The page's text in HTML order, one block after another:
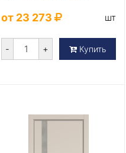
от 23 273 шт
- + Купить